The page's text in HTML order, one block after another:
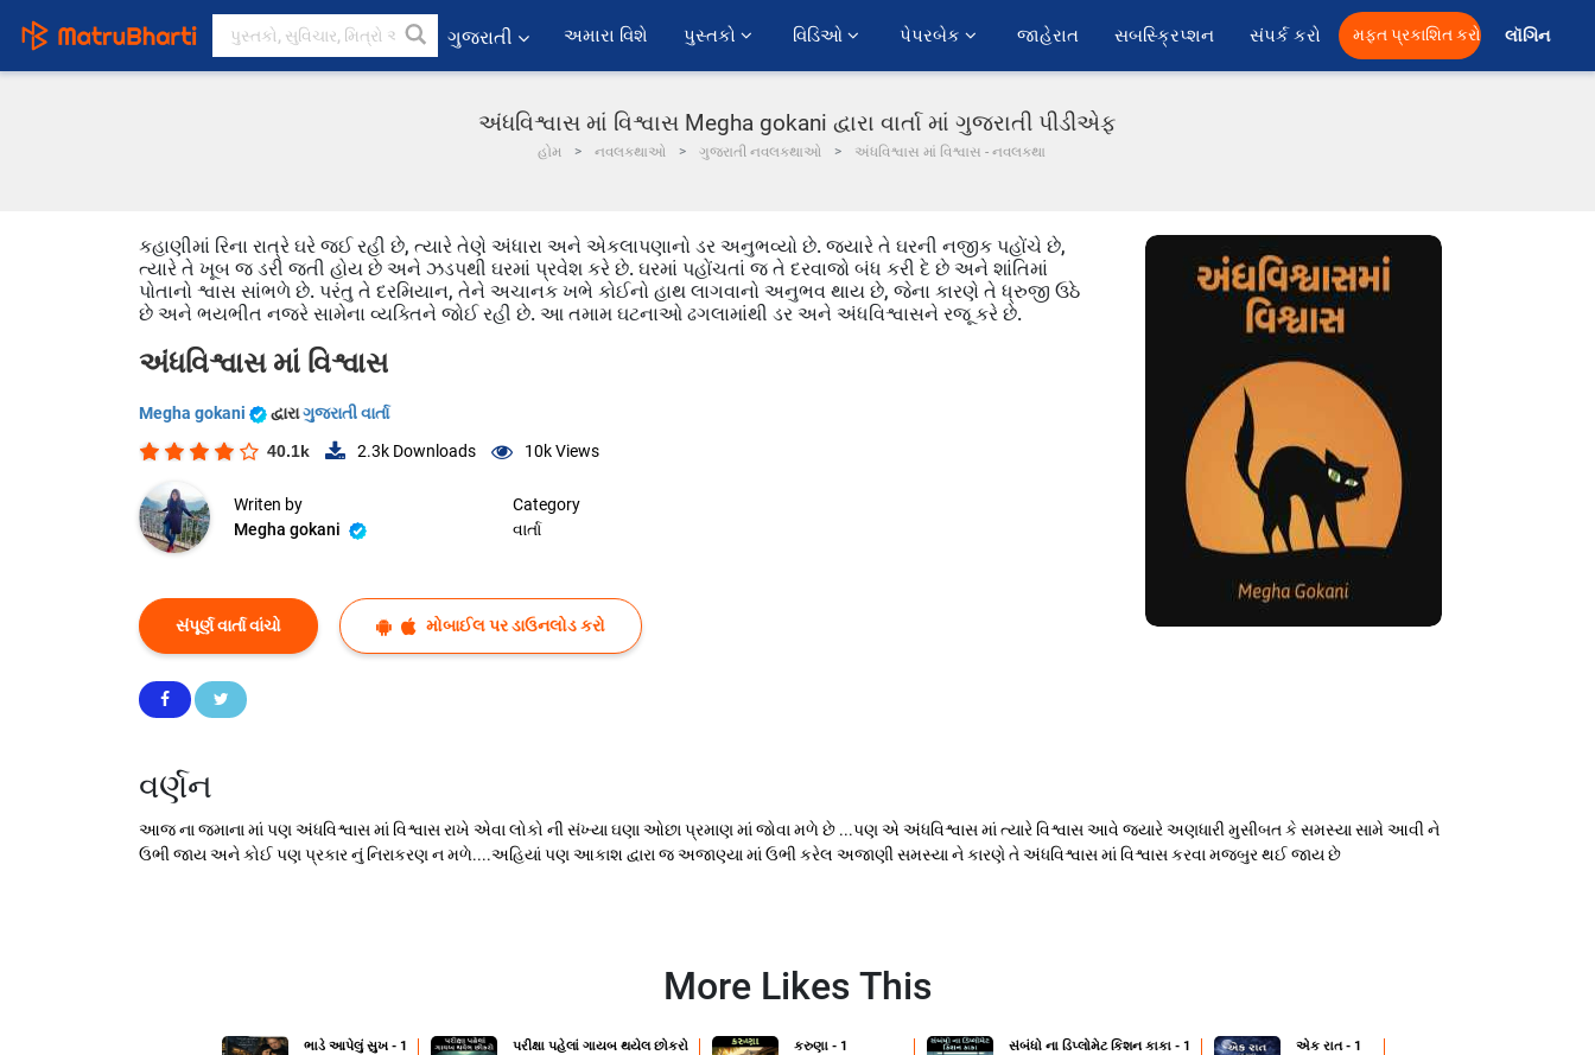
ગુજરાતી અમારા વિશે પુસ્તકો વિડિઓ પેપરબેક જાહેરાત સબસ્ક્રિપ્શન સંપર્ક કરો મફત પ્રકાશિત કરો લૉગિન
અંધવિશ્વાસ માં વિશ્વાસ Megha gokani દ્વારા વાર્તા માં ગુજરાતી પીડીએફ
હોમ નવલકથાઓ ગુજરાતી નવલકથાઓ અંધવિશ્વાસ માં વિશ્વાસ - નવલકથા
કહાણીમાં રિના રાત્રે ઘરે જઈ રહી છે, ત્યારે તેણે અંધારા અને એકલાપણાનો ડર અનુભવ્યો છે. જ્યારે તે ઘરની નજીક પહોંચે છે,
ત્યારે તે ખૂબ જ ડરી જતી હોય છે અને ઝડપથી ઘરમાં પ્રવેશ કરે છે. ઘરમાં પહોંચતાં જ તે દરવાજો બંધ કરી દે છે અને શાંતિમાં
પોતાનો શ્વાસ સાંભળે છે. પરંતુ તે દરમિયાન, તેને અચાનક ખભે કોઈનો હાથ લાગવાનો અનુભવ થાય છે, જેના કારણે તે ધ્રુજી ઉઠે
છે અને ભયભીત નજરે સામેના વ્યક્તિને જોઈ રહી છે. આ તમામ ઘટનાઓ ઢગલામાંથી ડર અને અંધવિશ્વાસને રજૂ કરે છે.
અંધવિશ્વાસ માં વિશ્વાસ
Megha gokani દ્વારાગુજરાતી વાર્તા
40.1k 2.3k Downloads 10kViews
Writen by
Megha gokani
Category
વાર્તા
સંપૂર્ણ વાર્તા વાંચો મોબાઈલ પર ડાઉનલોડ કરો
વર્ણન
આજ ના જમાના માં પણ અંધવિશ્વાસ માં વિશ્વાસ રાખે એવા લોકો ની સંખ્યા ઘણા ઓછા પ્રમાણ માં જોવા મળે છે ...પણ એ અંધવિશ્વાસ માં ત્યારે વિશ્વાસ આવે જ્યારે અણધારી મુસીબત કે સમસ્યા સામે આવી ને
ઉભી જાય અને કોઈ પણ પ્રકાર નું નિરાકરણ ન મળે....અહિયાં પણ આકાશ દ્વારા જ અજાણ્યા માં ઉભી કરેલ અજાણી સમસ્યા ને કારણે તે અંધવિશ્વાસ માં વિશ્વાસ કરવા મજબુર થઈ જાય છે
More Likes This
ભાડે આપેલું સુખ - 1 પરીક્ષા પહેલાં ગાયબ થયેલ છોકરો કરુણા - 1 સંબંધો ના ડિપ્લોમેટ કિશન કાકા - 1 એક રાત - 1